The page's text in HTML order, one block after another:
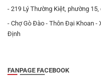
- 219 Lý Thường Kiệt, phường
- Chợ Gò Đào - Thôn Đại Khoan -
Định
FANPAGE FACEBOOK